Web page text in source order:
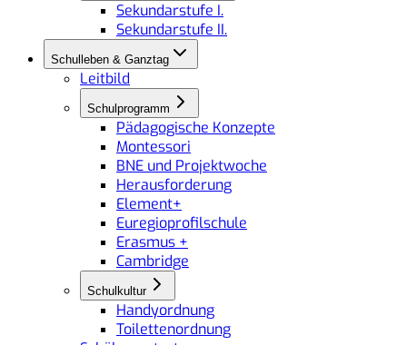
Sekundarstufe I.
Sekundarstufe II.
Schulleben & Ganztag
Leitbild
Schulprogramm
Pädagogische Konzepte
Montessori
BNE und Projektwoche
Herausforderung
Element+
Euregioprofilschule
Erasmus +
Cambridge
Schulkultur
Handyordnung
Toilettenordnung